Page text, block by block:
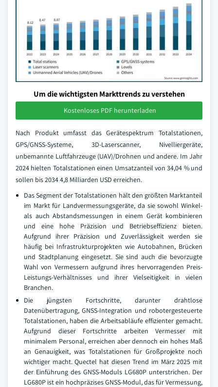
Um die wichtigsten Markttrends zu verstehen
Kostenloses PDF herunterladen
Nach Produkt umfasst das Gerätespektrum Totalstationen,
GPS/GNSS-Systeme, 3D-Laserscanner, Nivelliergeräte,
unbemannte Luftfahrzeuge (UAV)/Drohnen und andere. Im Jahr
2024 hielten Totalstationen einen Umsatzanteil von 34,04 % und
sollen bis 2034 4,8 Milliarden USD erreichen.
Das Segment der Totalstationen hält den größten Marktanteil
im Markt für Landvermessungsgeräte, da sie sowohl Winkel-
als auch Abstandsmessungen in einem Gerät kombinieren
und eine hohe Präzision und Betriebseffizienz bieten.
Aufgrund ihrer Präzision und Zuverlässigkeit werden sie
häufig bei Infrastrukturprojekten wie Autobahnen, Brücken
und Stadtplanung eingesetzt. Sie sind auch die bevorzugte
Wahl von Vermessern aufgrund ihres hervorragenden Preis-
Leistungs-Verhältnisses und ihrer Vielseitigkeit in vielen
Branchen.
Die jüngsten Fortschritte, darunter drahtlose
Datenübertragung, GNSS-Integration und robotergesteuerte
Totalstationen, haben die Arbeitsabläufe effizienter gemacht.
Aufgrund dieser Fortschritte arbeiten Vermesser mit
minimalem Personal, erreichen aber dennoch ein hohes Maß
an Genauigkeit, was Totalstationen für Großprojekte noch
wichtiger macht. Quectel hat diesen Trend im März 2025 mit
der Einführung des GNSS-Moduls LG680P unterstrichen. Der
LG680P ist ein hochpräzises GNSS-Modul, das für Vermessung,